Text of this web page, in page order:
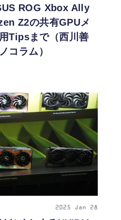
ROG Xbox Ally
Z2の共有GPUメ
Tipsまで（西川善
コラム）
2025 Jan 28